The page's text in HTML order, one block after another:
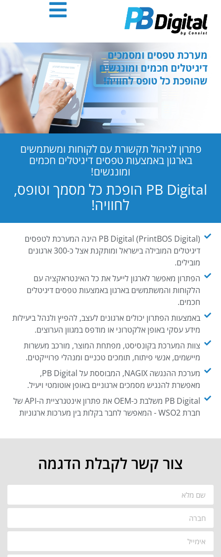
אנטר
מערכת טפסים ומסמכים
דיגיטלים חכמים ומונגשים
שהופכת כל טופס לחוויה!
פתרון לניהול תקשורת עם לקוחות ומשתמשים
בארגון באמצעות טפסים דיגיטלים חכמים
ומונגשים!
PB Digital הופכת כל מסמך וטופס,
לחוויה!
PB Digital (PrintBOS Digital) הינה המערכת לטפסים
דיגיטלים המובילה בישראל ומותקנת אצל כ-300 ארגונים
מובילים.
הפתרון מאפשר לארגון לייעל את כל האינטראקציה עם
הלקוחות והמשתמשים בארגון באמצעות טפסים דיגיטלים
חכמים.
באמצעות הפתרון יכולים ארגונים לעצב, להפיץ ולנהל ביעילות
מידע עסקי באופן אלקטרוני או מודפס במגוון הערוצים.
צוות המערכת בקונסיסט, מפתחת המוצר, מורכב מעשרות
מיישמים, אנשי פיתוח, תומכים טכניים ומנהלי פרוייקטים.
מערכת ההנגשה NAGIX, המבוססת על PB Digital,
מאפשרת להנגיש מסמכים ארגוניים באופן אוטומטי ויעיל.
PB Digital משלבת כ-OEM את פתרון אינטגרציית ה-API של
חברת WSO2 - המאפשר לחבר בקלות בין מערכות ארגוניות
צור קשר לקבלת הדגמה